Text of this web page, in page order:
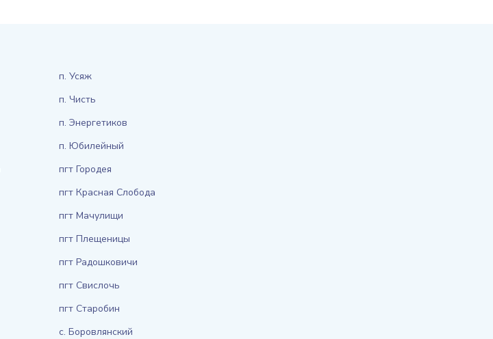
п. Усяж
п. Чисть
п. Энергетиков
п. Юбилейный
пгт Городея
пгт Красная Слобода
пгт Мачулищи
пгт Плещеницы
пгт Радошковичи
пгт Свислочь
пгт Старобин
с. Боровлянский